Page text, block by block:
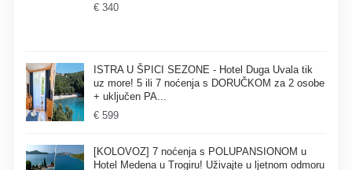
€ 340
ISTRA U ŠPICI SEZONE - Hotel Duga Uvala tik
uz more! 5 ili 7 noćenja s DORUČKOM za 2 osobe
+ uključen PA...
€ 599
[KOLOVOZ] 7 noćenja s POLUPANSIONOM u
Hotel Medena u Trogiru! Uživajte u ljetnom odmoru